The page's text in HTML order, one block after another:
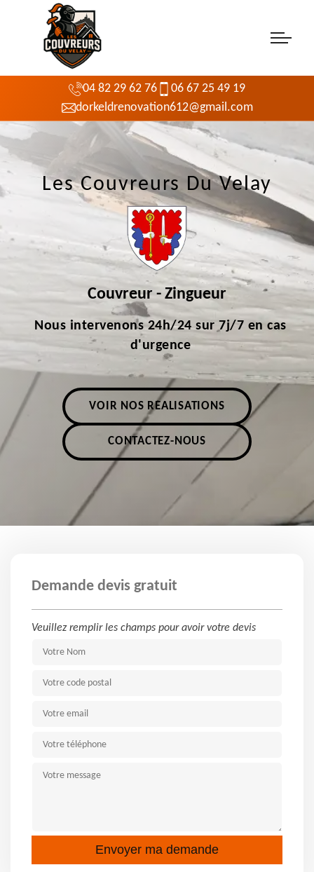
04 82 29 62 76
06 67 25 49 19
dorkeldrenovation612@gmail.com
Les Couvreurs Du Velay
Couvreur - Zingueur
Nous intervenons 24h/24 sur 7j/7 en cas
d'urgence
VOIR NOS RÉALISATIONS
CONTACTEZ-NOUS
Demande devis gratuit
Veuillez remplir les champs pour avoir votre devis